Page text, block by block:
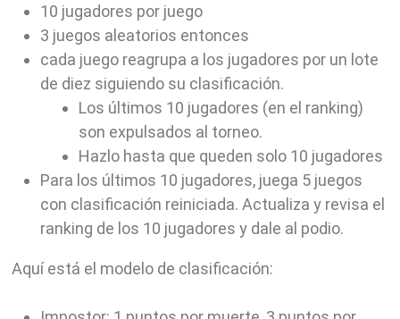
10 jugadores por juego
3 juegos aleatorios entonces
cada juego reagrupa a los jugadores por un lote
de diez siguiendo su clasificación.
Los últimos 10 jugadores (en el ranking)
son expulsados al torneo.
Hazlo hasta que queden solo 10 jugadores
Para los últimos 10 jugadores, juega 5 juegos
con clasificación reiniciada. Actualiza y revisa el
ranking de los 10 jugadores y dale al podio.
Aquí está el modelo de clasificación: